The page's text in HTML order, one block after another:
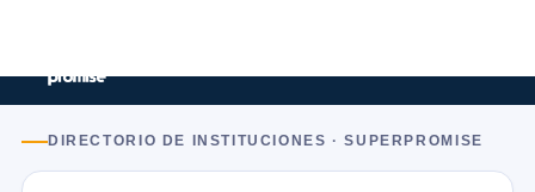
DIRECTORIO DE INSTITUCIONES · SUPERPROMISE